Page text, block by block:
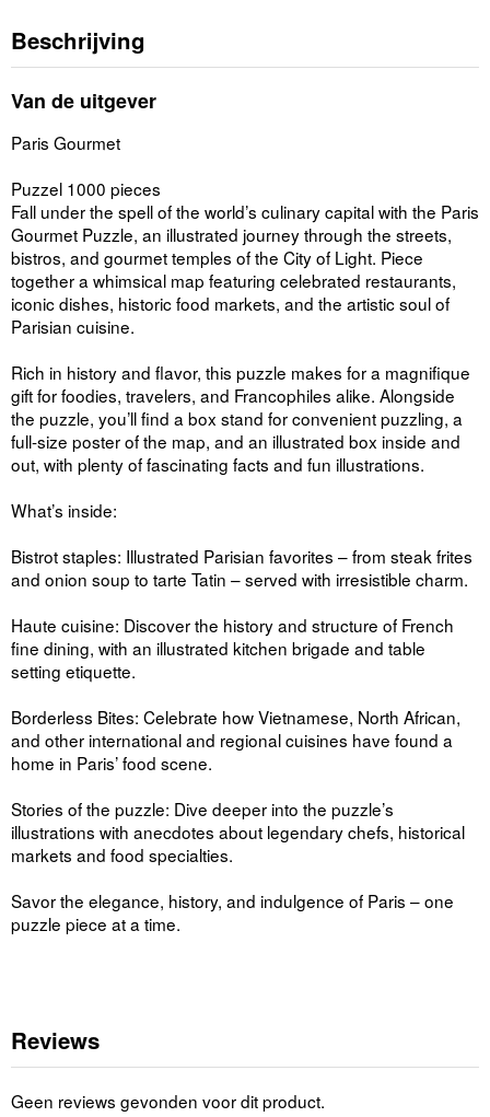
Beschrijving
Van de uitgever
Paris Gourmet
Puzzel 1000 pieces
Fall under the spell of the world’s culinary capital with the Paris
Gourmet Puzzle, an illustrated journey through the streets,
bistros, and gourmet temples of the City of Light. Piece
together a whimsical map featuring celebrated restaurants,
iconic dishes, historic food markets, and the artistic soul of
Parisian cuisine.
Rich in history and flavor, this puzzle makes for a magnifique
gift for foodies, travelers, and Francophiles alike. Alongside
the puzzle, you’ll find a box stand for convenient puzzling, a
full-size poster of the map, and an illustrated box inside and
out, with plenty of fascinating facts and fun illustrations.
What’s inside:
Bistrot staples: Illustrated Parisian favorites – from steak frites
and onion soup to tarte Tatin – served with irresistible charm.
Haute cuisine: Discover the history and structure of French
fine dining, with an illustrated kitchen brigade and table
setting etiquette.
Borderless Bites: Celebrate how Vietnamese, North African,
and other international and regional cuisines have found a
home in Paris’ food scene.
Stories of the puzzle: Dive deeper into the puzzle’s
illustrations with anecdotes about legendary chefs, historical
markets and food specialties.
Savor the elegance, history, and indulgence of Paris – one
puzzle piece at a time.
Reviews
Geen reviews gevonden voor dit product.